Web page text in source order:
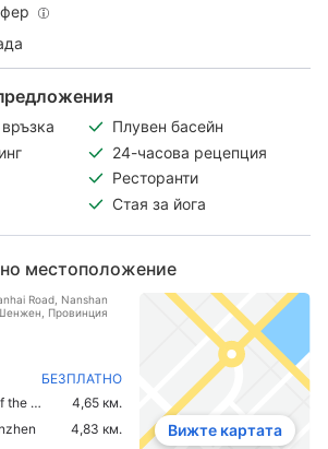
Плувен басейн
24-часова рецепция
Ресторанти
Стая за йога
местоположение
Road, Nanshan
Провинция
БЕЗПЛАТНО
4,65 км.
4,83 км.
Вижте картата